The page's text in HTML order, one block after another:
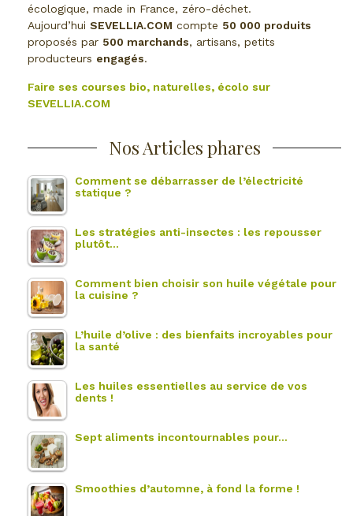
écologique, made in France, zéro-déchet.
Aujourd’hui SEVELLIA.COM compte 50 000 produits
proposés par 500 marchands, artisans, petits
producteurs engagés.
Faire ses courses bio, naturelles, écolo sur
SEVELLIA.COM
Nos Articles phares
Comment se débarrasser de l’électricité
statique ?
Les stratégies anti-insectes : les repousser
plutôt…
Comment bien choisir son huile végétale pour
la cuisine ?
L’huile d’olive : des bienfaits incroyables pour
la santé
Les huiles essentielles au service de vos
dents !
Sept aliments incontournables pour…
Smoothies d’automne, à fond la forme !